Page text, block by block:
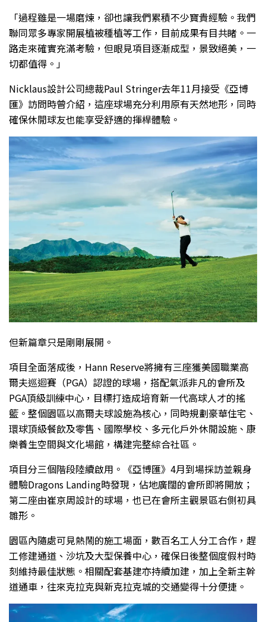
「過程雖是一場磨煉，卻也讓我們累積不少寶貴經驗。我們
聯同眾多專家開展植被種植等工作，目前成果有目共睹。一
路走來確實充滿考驗，但眼見項目逐漸成型，景致絕美，一
切都值得。」
Nicklaus設計公司總裁Paul Stringer去年11月接受《亞博
匯》訪問時曾介紹，這座球場充分利用原有天然地形，同時
確保休閒球友也能享受舒適的揮桿體驗。
但新篇章只是剛剛展開。
項目全面落成後，Hann Reserve將擁有三座獲美國職業高
爾夫巡迴賽（PGA）認證的球場，搭配氣派非凡的會所及
PGA頂級訓練中心，目標打造成培育新一代高球人才的搖
籃。整個園區以高爾夫球設施為核心，同時規劃豪華住宅、
環球頂級餐飲及零售、國際學校、多元化戶外休閒設施、康
樂養生空間與文化場館，構建完整綜合社區。
項目分三個階段陸續啟用。《亞博匯》4月到場採訪並親身
體驗Dragons Landing時發現，佔地廣闊的會所即將開放；
第二座由崔京周設計的球場，也已在會所主觀景區右側初具
雛形。
園區內隨處可見熱鬧的施工場面，數百名工人分工合作，趕
工修建通道、沙坑及大型保養中心，確保日後整個度假村時
刻維持最佳狀態。相關配套基建亦持續加建，加上全新主幹
道通車，往來克拉克與新克拉克城的交通變得十分便捷。